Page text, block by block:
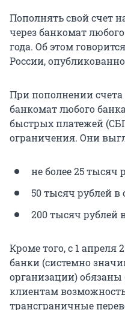
Пополнять свой счет
через банкомат
года. Об этом
России,
При пополнении
банкомат любого
быстрых платежей
ограничения. Они
не более 25 тысяч
50 тысяч рублей в
200 тысяч рублей
Кроме того, с 1 апреля
банки (системно
организации) обязаны
клиентам
трансграничные